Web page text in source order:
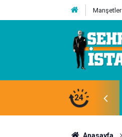
Manşetler
24